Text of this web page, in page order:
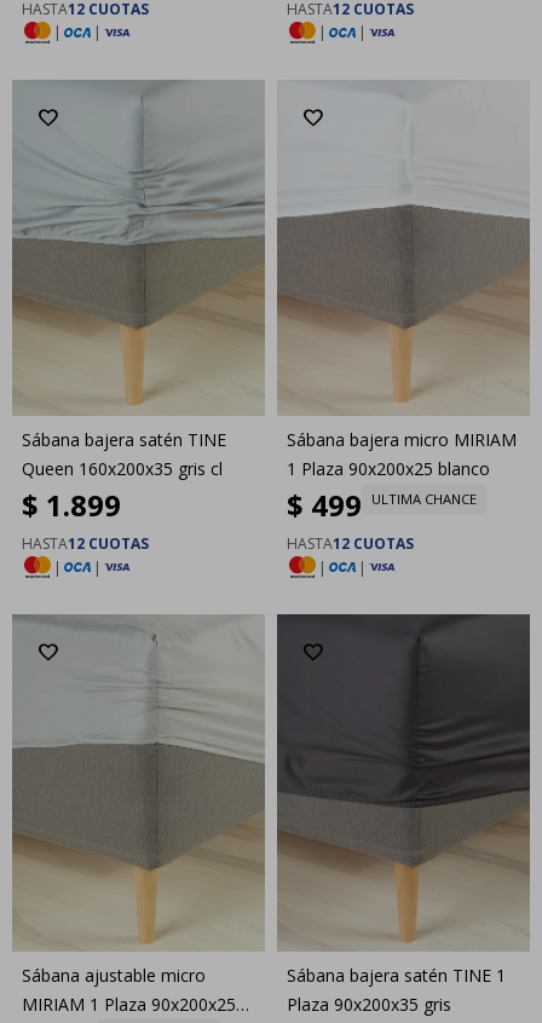
HASTA12 CUOTAS
|
|
HASTA12 CUOTAS
|
|
Sábana bajera satén TINE
Queen 160x200x35 gris cl
$ 1.899
HASTA12 CUOTAS
|
|
Sábana bajera micro MIRIAM
1 Plaza 90x200x25 blanco
$ 499 ULTIMA CHANCE
HASTA12 CUOTAS
|
|
Sábana ajustable micro
MIRIAM 1 Plaza 90x200x25
Sábana bajera satén TINE 1
Plaza 90x200x35 gris